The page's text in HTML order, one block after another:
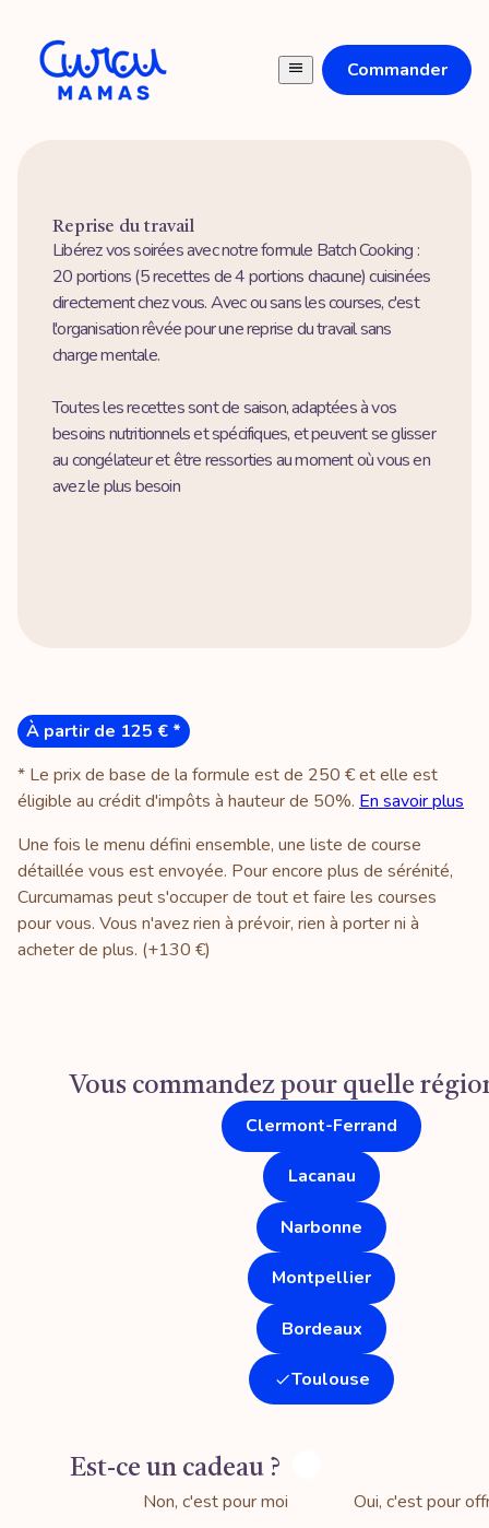
Commander
Reprise du travail
Libérez vos soirées avec notre formule Batch Cooking :
20 portions (5 recettes de 4 portions chacune) cuisinées
directement chez vous. Avec ou sans les courses, c'est
l'organisation rêvée pour une reprise du travail sans
charge mentale.
Toutes les recettes sont de saison, adaptées à vos
besoins nutritionnels et spécifiques, et peuvent se glisser
au congélateur et être ressorties au moment où vous en
avez le plus besoin
À partir de 125 € *
* Le prix de base de la formule est de 250 € et elle est
éligible au crédit d'impôts à hauteur de 50%. En savoir plus
Une fois le menu défini ensemble, une liste de course
détaillée vous est envoyée. Pour encore plus de sérénité,
Curcumamas peut s'occuper de tout et faire les courses
pour vous. Vous n'avez rien à prévoir, rien à porter ni à
acheter de plus. (+130 €)
Vous commandez pour quelle
Clermont-Ferrand
Lacanau
Narbonne
Montpellier
Bordeaux
Toulouse
Est-ce un cadeau ?
Non, c'est pour moi Oui, c'est pour